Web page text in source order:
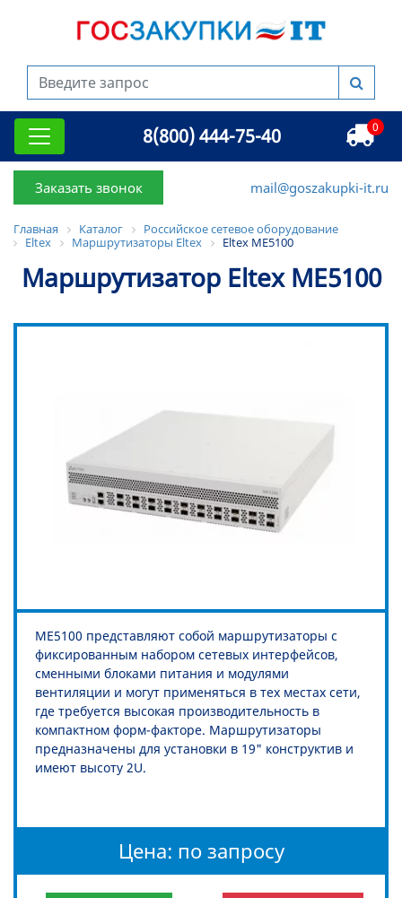
8(800) 444-75-40 0
Заказать звонок mail@goszakupki-it.ru
Главная Каталог
Российское сетевое оборудование
Eltex
Маршрутизаторы Eltex Eltex MЕ5100
Маршрутизатор Eltex MЕ5100
ME5100 представляют собой маршрутизаторы с
фиксированным набором сетевых интерфейсов,
сменными блоками питания и модулями
вентиляции и могут применяться в тех местах сети,
где требуется высокая производительность в
компактном форм-факторе. Маршрутизаторы
предназначены для установки в 19" конструктив и
имеют высоту 2U.
Цена: по запросу